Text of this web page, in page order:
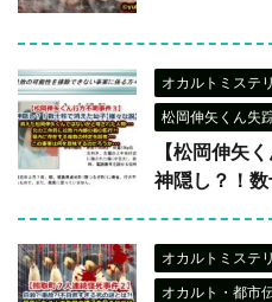
オカルトミステ
松岡伸矢くん失
【松岡伸矢
神隠し？！
オカルトミステ
オカルト・都市